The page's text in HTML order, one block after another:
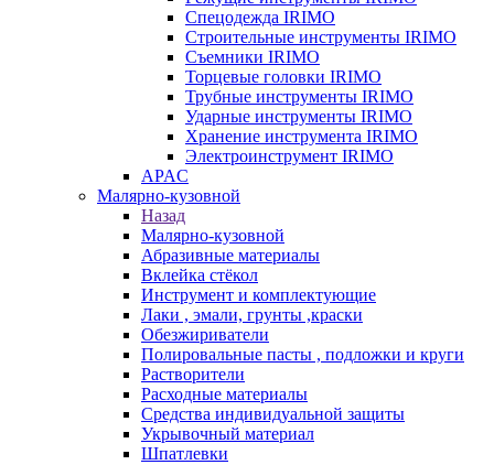
Спецодежда IRIMO
Строительные инструменты IRIMO
Съемники IRIMO
Торцевые головки IRIMO
Трубные инструменты IRIMO
Ударные инструменты IRIMO
Хранение инструмента IRIMO
Электроинструмент IRIMO
APAC
Малярно-кузовной
Назад
Малярно-кузовной
Абразивные материалы
Вклейка стёкол
Инструмент и комплектующие
Лаки , эмали, грунты ,краски
Обезжириватели
Полировальные пасты , подложки и круги
Растворители
Расходные материалы
Средства индивидуальной защиты
Укрывочный материал
Шпатлевки